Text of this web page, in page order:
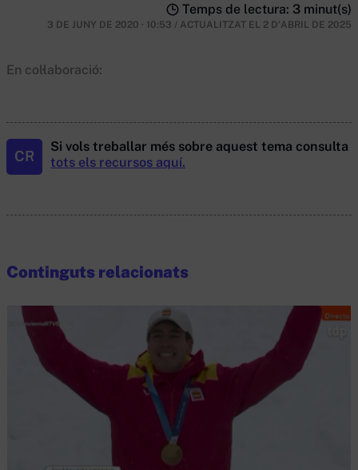
Temps de lectura: 3 minut(s)
3 DE JUNY DE 2020 · 10:53 / ACTUALITZAT EL 2 D'ABRIL DE 2025
En col·laboració:
CR
Si vols treballar més sobre aquest tema consulta
tots els recursos aquí.
Continguts relacionats